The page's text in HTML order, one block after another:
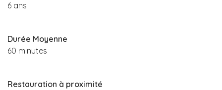
6 ans
Durée Moyenne
60 minutes
Restauration à proximité